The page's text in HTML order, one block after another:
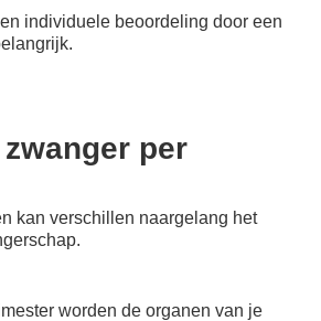
individuele beoordeling door een
per
kan verschillen naargelang het
worden de organen van je